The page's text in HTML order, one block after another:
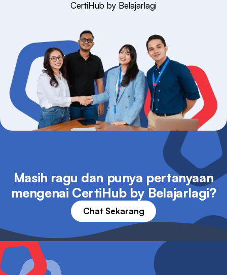
CertiHub by Belajarlagi
Masih ragu dan punya pertanyaan
mengenai CertiHub by Belajarlagi?
Chat Sekarang